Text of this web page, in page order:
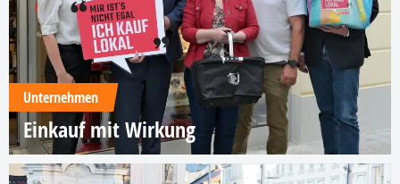
Unternehmen
Einkauf mit Wirkung